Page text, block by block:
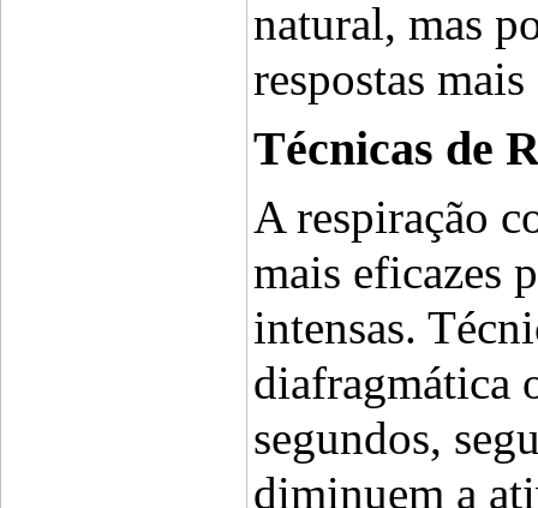
natural, mas
respostas
Técnicas de
A respiração
mais eficazes
intensas.
diafragmática
segundos,
diminuem a